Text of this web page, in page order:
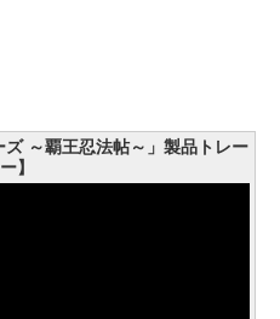
ズ ～覇王忍法帖～」製品トレー
】